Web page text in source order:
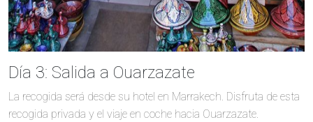
Día 3: Salida a Ouarzazate
La recogida será desde su hotel en Marrakech. Disfruta de esta
recogida privada y el viaje en coche hacia Ouarzazate.